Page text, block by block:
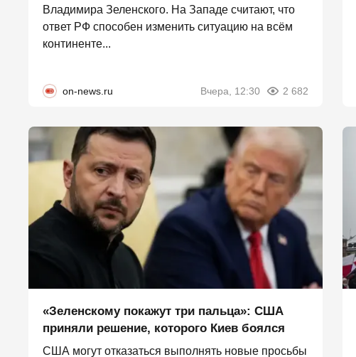
Владимира Зеленского. На Западе считают, что
ответ РФ способен изменить ситуацию на всём
континенте...
on-news.ru Вчера, 12:30 2 682
«Зеленскому покажут три пальца»: США
приняли решение, которого Киев боялся
США могут отказаться выполнять новые просьбы